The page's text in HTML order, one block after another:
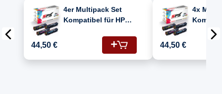
4er Multipack Set
Kompatibel für HP
Drucker Toners HP
304A CC530A
Schwarz, CC531A
44,50 €
4x
Color
(304A/
44,50 €